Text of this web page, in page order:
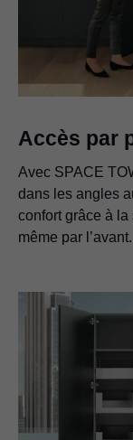
Accès par
Avec SPACE
dans les angles
confort grâce à
même par l’avant.